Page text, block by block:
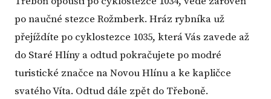
po naučné stezce Rožmberk. Hráz rybníka už
přejíždíte po cyklostezce 1035, která Vás zavede až
do Staré Hlíny a odtud pokračujete po modré
turistické značce na Novou Hlínu a ke kapličce
svatého Víta. Odtud dále zpět do Třeboně.